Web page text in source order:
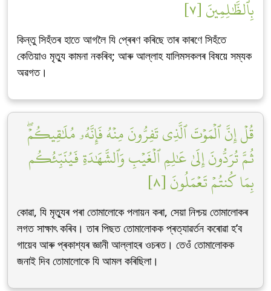
بِٱلظَّٰلِمِينَ [٧]
কিন্তু সিহঁতৰ হাতে আগলৈ যি প্ৰেৰণ কৰিছে তাৰ কাৰণে সিহঁতে
কেতিয়াও মৃত্যু কামনা নকৰিব; আৰু আল্লাহ যালিমসকলৰ বিষয়ে সম্যক
অৱগত।
قُلۡ إِنَّ ٱلۡمَوۡتَ ٱلَّذِي تَفِرُّونَ مِنۡهُ فَإِنَّهُۥ مُلَٰقِيكُمۡۖ
ثُمَّ تُرَدُّونَ إِلَىٰ عَٰلِمِ ٱلۡغَيۡبِ وَٱلشَّهَٰدَةِ فَيُنَبِّئُكُم
بِمَا كُنتُمۡ تَعۡمَلُونَ [٨]
কোৱা, যি মৃত্যুৰ পৰা তোমালোকে পলায়ন কৰা, সেয়া নিশ্চয় তোমালোকৰ
লগত সাক্ষাৎ কৰিব। তাৰ পিছত তোমালোকক প্ৰত্যাৱৰ্তন কৰোৱা হ’ব
গায়েব আৰু প্ৰকাশ্যৰ জ্ঞানী আল্লাহৰ ওচৰত। তেওঁ তোমালোকক
জনাই দিব তোমালোকে যি আমল কৰিছিলা।